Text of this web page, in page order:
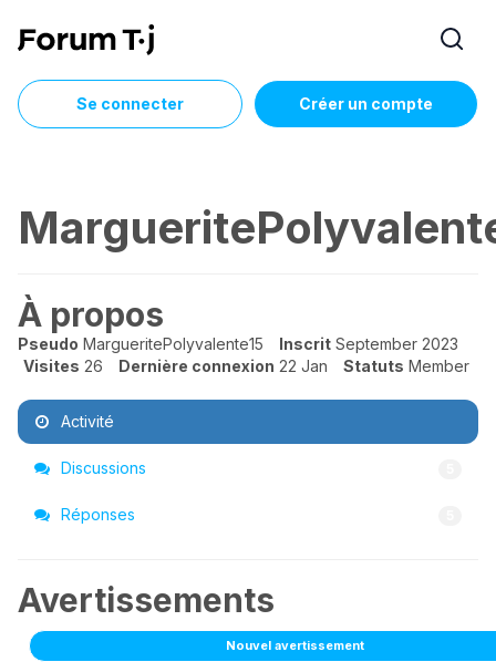
Se connecter Créer un compte
À propos
Pseudo MargueritePolyvalente15 Inscrit September 2023
Visites 26 Dernière connexion 22 Jan Statuts Member
Activité
Discussions
Réponses
Avertissements
Nouvel avertissement